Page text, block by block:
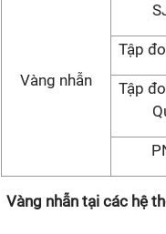
Vàng nhẫn
Tập
Tập
Vàng nhẫn tại các hệ